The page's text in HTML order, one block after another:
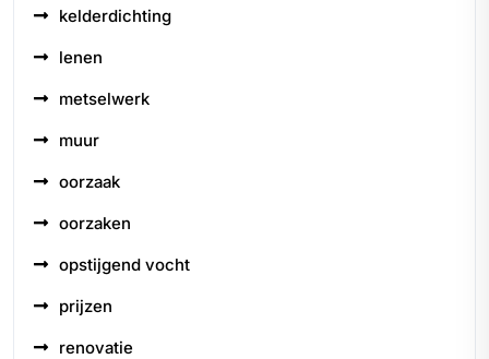
kelderdichting
lenen
metselwerk
muur
oorzaak
oorzaken
opstijgend vocht
prijzen
renovatie